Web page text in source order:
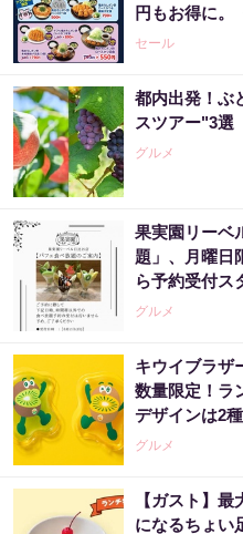
円もお得に。
セール
都内出発！ぶ
スツアー"3選
グルメ
果実園リーベ
題」、月曜日
ら予約受付ス
グルメ
キウイブラザ
数量限定！ラ
デザインは2種
グルメ
【ガスト】
になるちょい